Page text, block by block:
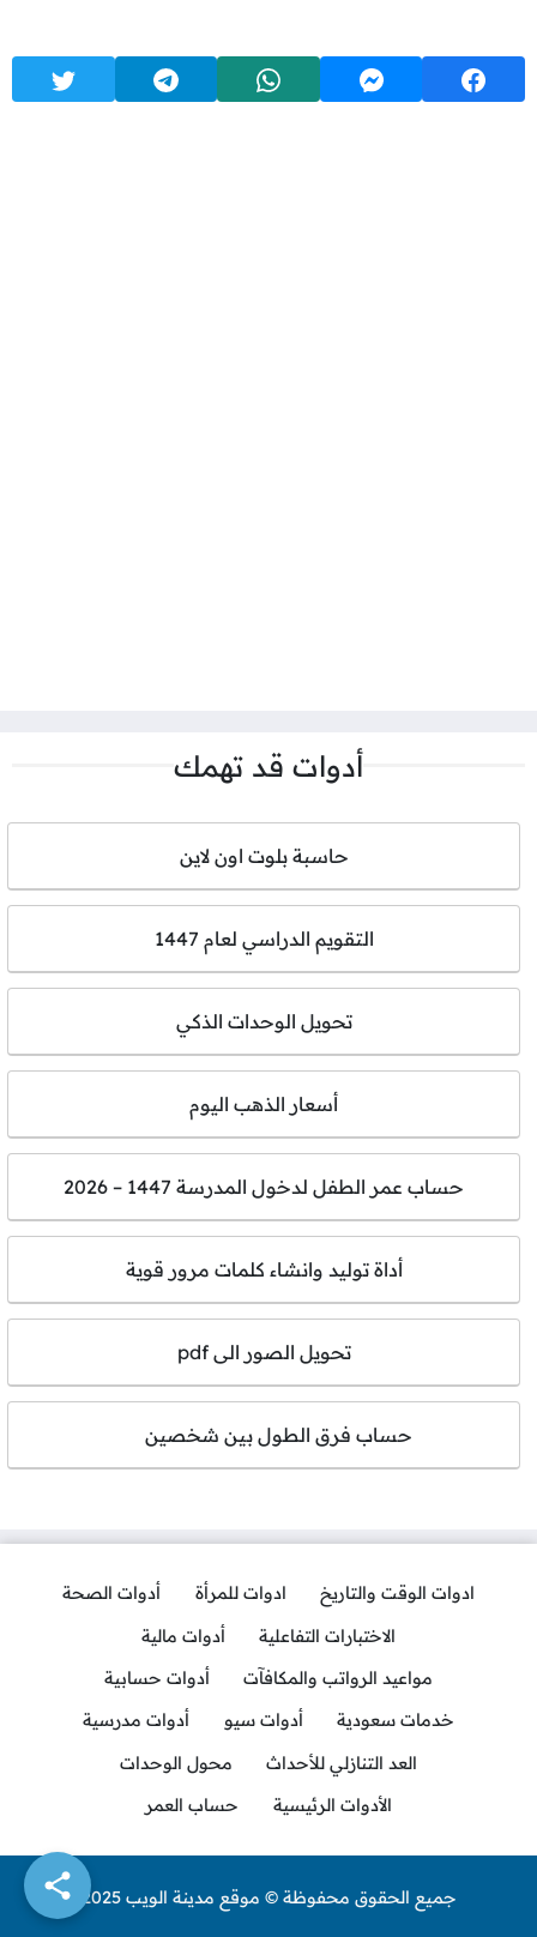
أدوات قد تهمك
حاسبة بلوت اون لاين
التقويم الدراسي لعام 1447
تحويل الوحدات الذكي
أسعار الذهب اليوم
حساب عمر الطفل لدخول المدرسة 1447 – 2026
أداة توليد وانشاء كلمات مرور قوية
تحويل الصور الى pdf
حساب فرق الطول بين شخصين
ادوات الوقت والتاريخ ادوات للمرأة
أدوات الصحة
الاختبارات التفاعلية
أدوات مالية
مواعيد الرواتب والمكافآت
أدوات حسابية
خدمات سعودية
أدوات سيو
أدوات مدرسية
العد التنازلي للأحداث
محول الوحدات
الأدوات الرئيسية
حساب العمر
جميع الحقوق محفوظة © موقع مدينة الويب 2025